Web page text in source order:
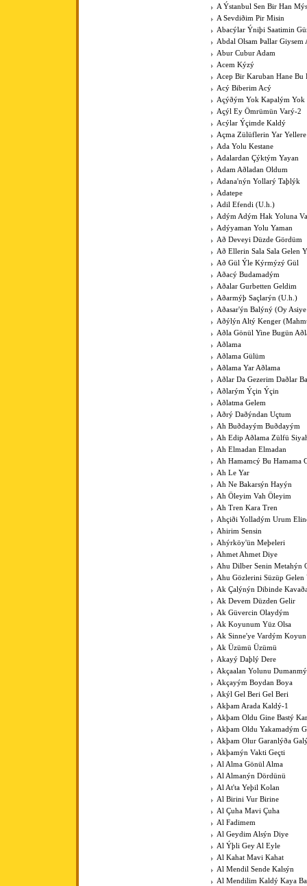
A Ýstanbul Sen Bir Han
A Sevdiðim Pir Misin
Abacýlar Ýniþi Saatimin
Abdal Olsam Þallar Giysem
Abur Cubur Adam
Acem Kýzý
Acep Bir Karuban Hane Bu
Acý Biberim Acý
Açýðým Yok Kapalým Yok
Açýl Ey Ömrümün Varý-2
Acýlar Ýçimde Kaldý
Açma Zülüflerin Yar
Ada Yolu Kestane
Adalardan Çýktým Yayan
Adam Aðladan Oldum
Adana'nýn Yollarý Taþlýk
Adatepe
Adil Efendi (U.h.)
Adým Adým Hak Yoluna
Adýyaman Yolu Yaman
Að Deveyi Düzde Gördüm
Að Ellerin Sala Sala Gelen
Að Gül Ýle Kýrmýzý Gül
Aðacý Budamadým
Aðalar Gurbetten Geldim
Aðarmýþ Saçlarýn (U.h.)
Aðasar'ýn Balýný (Oy
Aðýlýn Altý Kenger
Aðla Gönül Yine Bugün
Aðlama
Aðlama Gülüm
Aðlama Yar Aðlama
Aðlar Da Gezerim Daðlar
Aðlarým Ýçin Ýçin
Aðlatma Gelem
Aðrý Daðýndan Uçtum
Ah Buðdayým Buðdayým
Ah Edip Aðlama Zülfü
Ah Elmadan Elmadan
Ah Hamamcý Bu Hamama
Ah Le Yar
Ah Ne Bakarsýn Hayýn
Ah Öleyim Vah Öleyim
Ah Tren Kara Tren
Ahçiði Yolladým Urum
Ahirim Sensin
Ahýrköy'ün Meþeleri
Ahmet Ahmet Diye
Ahu Dilber Senin Metahýn
Ahu Gözlerini Süzüp Gelen
Ak Çalýnýn Dibinde
Ak Devem Düzden Gelir
Ak Güvercin Olaydým
Ak Koyunum Yüz Olsa
Ak Sinne'ye Vardým Koyun
Ak Üzümü Üzümü
Akayý Daþlý Dere
Akçaalan Yolunu
Akçayým Boydan Boya
Akýl Gel Beri Gel Beri
Akþam Arada Kaldý-1
Akþam Oldu Gine Bastý
Akþam Oldu Yakamadým
Akþam Olur Garanlýða
Akþamýn Vakti Geçti
Al Alma Gönül Alma
Al Almanýn Dördünü
Al At'ta Yeþil Kolan
Al Birini Vur Birine
Al Çuha Mavi Çuha
Al Fadimem
Al Geydim Alsýn Diye
Al Ýþli Gey Al Eyle
Al Kahat Mavi Kahat
Al Mendil Sende Kalsýn
Al Mendilim Kaldý Kaya